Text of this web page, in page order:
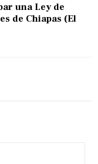
una Ley de
de Chiapas (El